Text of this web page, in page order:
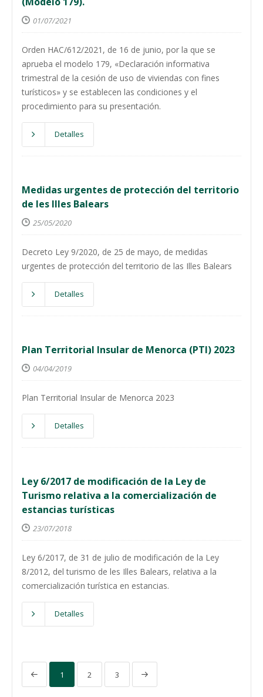
01/07/2021
Orden HAC/612/2021, de 16 de junio, por la que se
aprueba el modelo 179, «Declaración informativa
trimestral de la cesión de uso de viviendas con fines
turísticos» y se establecen las condiciones y el
procedimiento para su presentación.
Detalles
Medidas urgentes de protección del territorio
de les Illes Balears
25/05/2020
Decreto Ley 9/2020, de 25 de mayo, de medidas
urgentes de protección del territorio de las Illes Balears
Detalles
Plan Territorial Insular de Menorca (PTI) 2023
04/04/2019
Plan Territorial Insular de Menorca 2023
Detalles
Ley 6/2017 de modificación de la Ley de
Turismo relativa a la comercialización de
estancias turísticas
23/07/2018
Ley 6/2017, de 31 de julio de modificación de la Ley
8/2012, del turismo de les Illes Balears, relativa a la
comercialización turística en estancias.
Detalles
1 2 3